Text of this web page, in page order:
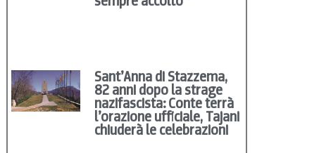
Sant’Anna di Stazzema,
82 anni dopo la strage
nazifascista: Conte terrà
l’orazione ufficiale, Tajani
chiuderà le celebrazioni